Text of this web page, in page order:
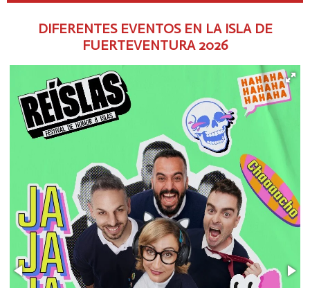
DIFERENTES EVENTOS EN LA ISLA DE
FUERTEVENTURA 2026